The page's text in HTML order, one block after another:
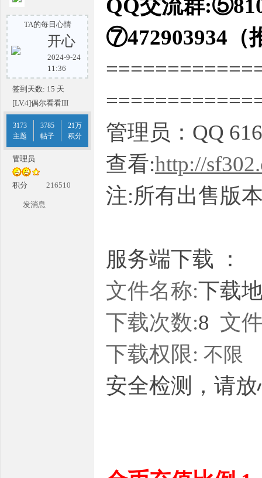
九
TA的每日心情
开心
2024-9-24
11:36
签到天数: 15 天
[LV.4]偶尔看看III
3173
主题
3785
帖子
21万
积分
管理员
积分 216510
发消息
QQ交流群
⑦472903934（
管理员：QQ
查看:http://
注:所有出售版
服务端下载 ：
文件名称:下载
下载次数:8 文
下载权限: 不限
安全检测，请